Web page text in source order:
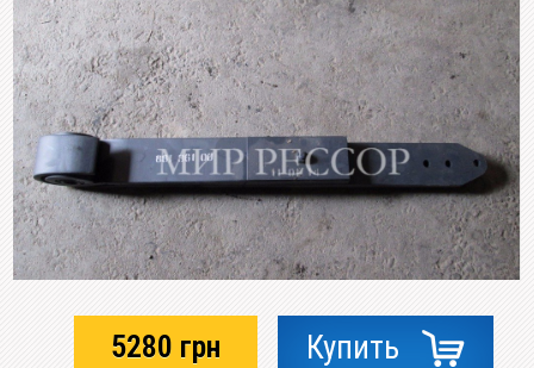
5280 грн Купить